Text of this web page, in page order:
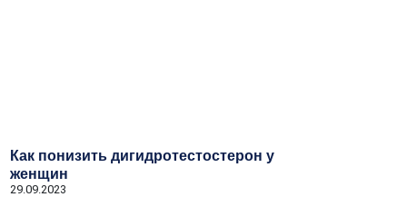
Как понизить дигидротестостерон у
женщин
29.09.2023